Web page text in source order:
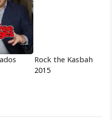
Rock the Kasbah
2015